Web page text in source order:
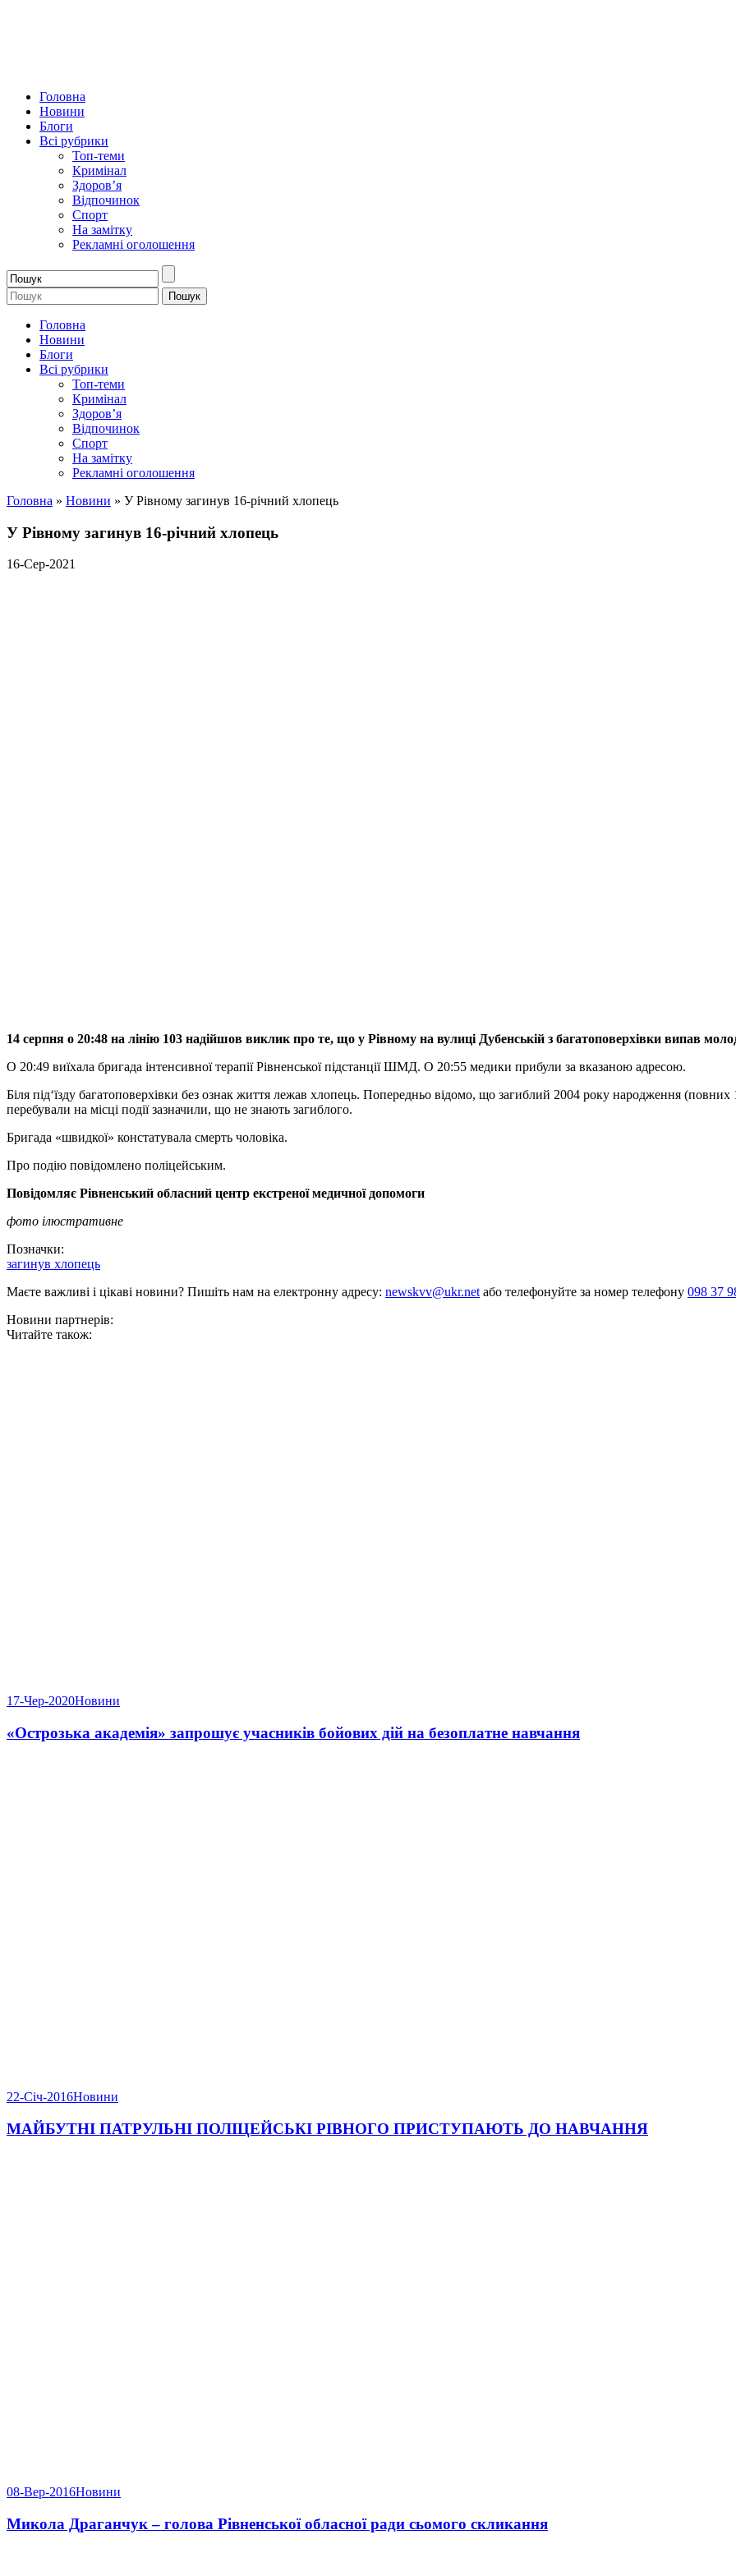
Головна
Новини
Блоги
Всі рубрики
Топ-теми
Кримінал
Здоров’я
Відпочинок
Спорт
На замітку
Рекламні оголошення
Головна
Новини
Блоги
Всі рубрики
Топ-теми
Кримінал
Здоров’я
Відпочинок
Спорт
На замітку
Рекламні оголошення
Головна » Новини » У Рівному загинув 16-річний хлопець
У Рівному загинув 16-річний хлопець
16-Сер-2021
14 серпня о 20:48 на лінію 103 надійшов виклик про те, що у Рівному на вулиці Дубенській з багатоповерхівки випав
О 20:49 виїхала бригада інтенсивної терапії Рівненської підстанції ШМД. О 20:55 медики прибули за вказаною адресою.
Біля під‘їзду багатоповерхівки без ознак життя лежав хлопець. Попередньо відомо, що загиблий 2004 року народження
перебували на місці події зазначили, що не знають загиблого.
Бригада «швидкої» констатувала смерть чоловіка.
Про подію повідомлено поліцейським.
Повідомляє Рівненський обласний центр екстреної медичної допомоги
фото ілюстративне
Позначки:
загинув хлопець
Маєте важливі і цікаві новини? Пишіть нам на електронну адресу: newskvv@ukr.netабо телефонуйте за номер телефону 098 37
Новини партнерів:
Читайте також:
17-Чер-2020Новини
«Острозька академія» запрошує учасників бойових дій на безоплатне навчання
22-Січ-2016Новини
МАЙБУТНІ ПАТРУЛЬНІ ПОЛІЦЕЙСЬКІ РІВНОГО ПРИСТУПАЮТЬ ДО НАВЧАННЯ
08-Вер-2016Новини
Микола Драганчук – голова Рівненської обласної ради сьомого скликання